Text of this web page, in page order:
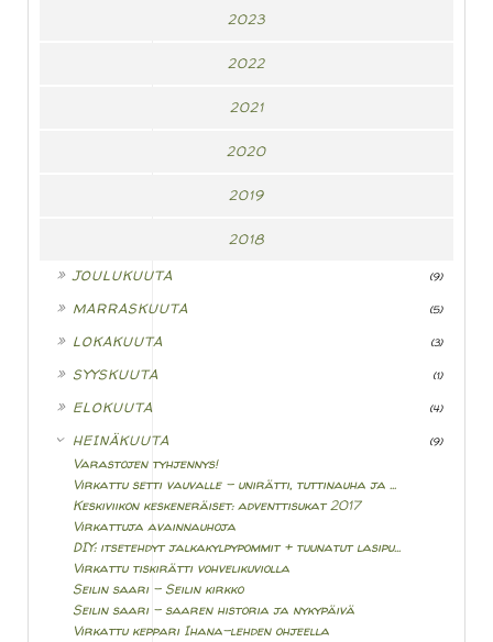
2023
2022
2021
2020
2019
2018
JOULUKUUTA (9)
MARRASKUUTA (5)
LOKAKUUTA (3)
SYYSKUUTA (1)
ELOKUUTA (4)
HEINÄKUUTA (9)
Varastojen tyhjennys!
Virkattu setti vauvalle - unirätti, tuttinauha ja ...
Keskiviikon keskeneräiset: adventtisukat 2017
Virkattuja avainnauhoja
DIY: itsetehdyt jalkakylpypommit + tuunatut lasipu...
Virkattu tiskirätti vohvelikuviolla
Seilin saari - Seilin kirkko
Seilin saari - saaren historia ja nykypäivä
Virkattu keppari Ihana-lehden ohjeella